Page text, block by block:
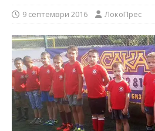
9 септември 2016 ЛокоПрес